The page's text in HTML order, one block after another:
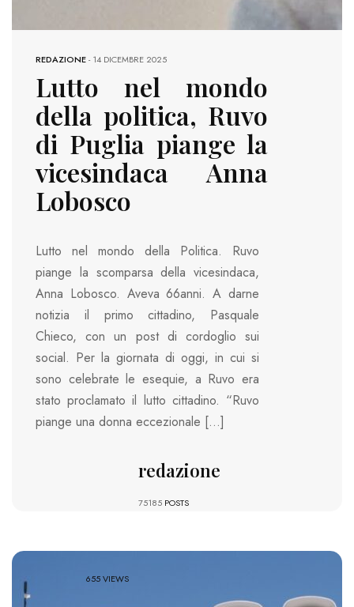
REDAZIONE-14 DICEMBRE 2025
Lutto nel mondo
della politica, Ruvo
di Puglia piange la
vicesindaca Anna
Lobosco
Lutto nel mondo della Politica. Ruvo
piange la scomparsa della vicesindaca,
Anna Lobosco. Aveva 66anni. A darne
notizia il primo cittadino, Pasquale
Chieco, con un post di cordoglio sui
social. Per la giornata di oggi, in cui si
sono celebrate le esequie, a Ruvo era
stato proclamato il lutto cittadino. “Ruvo
piange una donna eccezionale […]
redazione
75185 POSTS
655 VIEWS